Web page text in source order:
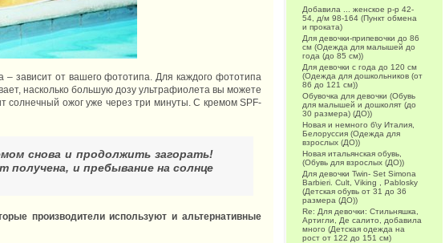
зависит от вашего фототипа. Для каждого фототипа
насколько большую дозу ультрафиолета вы можете
солнечный ожог уже через три минуты. С кремом SPF-
снова и продолжить загорать!
получена, и пребывание на солнце
производители используют и альтернативные
Добавила ... женское р-р 42-
54, д/м 98-164 (Пункт обмена
и проката)
Для девочки-припевочки до 86
см (Одежда для малышей до
года (до 85 см))
Для девочки с года до 120 см
(Одежда для дошкольников (от
86 до 121 см))
Обувочка для девочки (Обувь
для малышей и дошколят (до
30 размера) (ДО))
Новая и немного б\у Италия,
Белоруссия (Одежда для
взрослых (ДО))
Новая итальянская обувь,
(Обувь для взрослых (ДО))
Для девочки Twin- Set Simona
Barbieri. Cult, Viking , Pablosky
(Детская обувь от 31 до 36
размера (ДО))
Re: Для девочки: Стильняшка,
Артигли, Де салито, добавила
много (Детская одежда на
рост от 122 до 151 см)